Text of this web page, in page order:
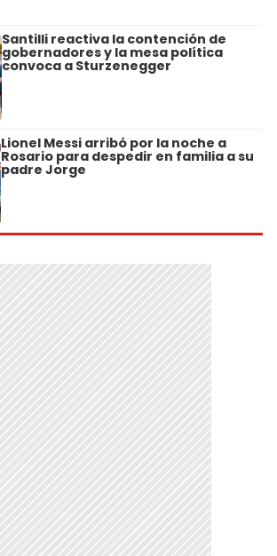
Santilli reactiva la contención de
gobernadores y la mesa política
convoca a Sturzenegger
Lionel Messi arribó por la noche a
Rosario para despedir en familia a su
padre Jorge